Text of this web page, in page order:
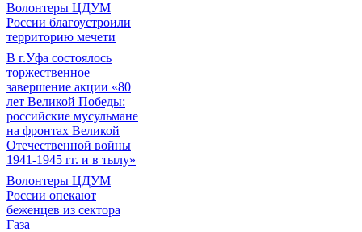
Волонтеры ЦДУМ
России благоустроили
территорию мечети
В г.Уфа состоялось
торжественное
завершение акции «80
лет Великой Победы:
российские мусульмане
на фронтах Великой
Отечественной войны
1941-1945 гг. и в тылу»
Волонтеры ЦДУМ
России опекают
беженцев из сектора
Газа